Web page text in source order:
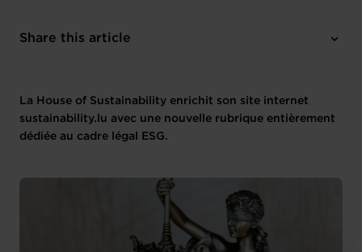
Share this article
La House of Sustainability enrichit son site internet
sustainability.lu avec une nouvelle rubrique entièrement
dédiée au cadre légal ESG.